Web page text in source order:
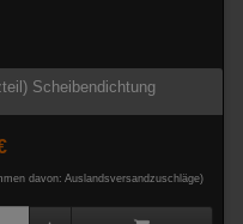
Scheibendichtung
davon: Auslandsversandzuschläge)